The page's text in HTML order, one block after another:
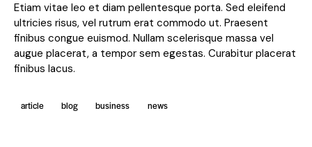
Etiam vitae leo et diam pellentesque porta. Sed eleifend
ultricies risus, vel rutrum erat commodo ut. Praesent
finibus congue euismod. Nullam scelerisque massa vel
augue placerat, a tempor sem egestas. Curabitur placerat
finibus lacus.
article blog business news